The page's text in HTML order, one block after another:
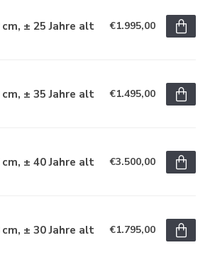
± 25 Jahre alt €1.995,00
± 35 Jahre alt €1.495,00
± 40 Jahre alt €3.500,00
± 30 Jahre alt €1.795,00